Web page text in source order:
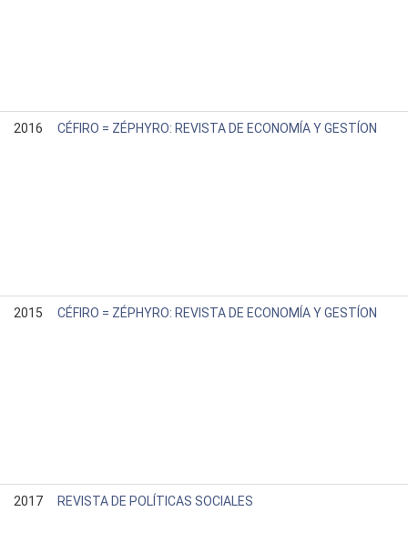
2016 CÉFIRO = ZÉPHYRO: REVISTA DE ECONOMÍA Y GESTÍON
2015 CÉFIRO = ZÉPHYRO: REVISTA DE ECONOMÍA Y GESTÍON
2017 REVISTA DE POLÍTICAS SOCIALES